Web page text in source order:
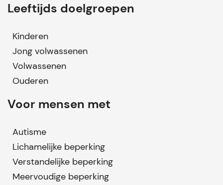
Leeftijds doelgroepen
Kinderen
Jong volwassenen
Volwassenen
Ouderen
Voor mensen met
Autisme
Lichamelijke beperking
Verstandelijke beperking
Meervoudige beperking